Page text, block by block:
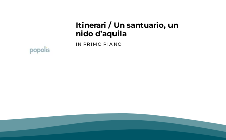
Itinerari / Un santuario, un
nido d’aquila
IN PRIMO PIANO